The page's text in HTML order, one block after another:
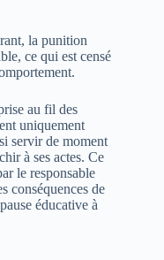
la punition
ce qui est censé
au fil des
uniquement
servir de moment
à ses actes. Ce
le responsable
conséquences de
éducative à